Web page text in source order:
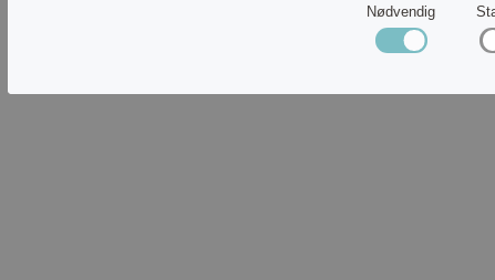
Nødvendig